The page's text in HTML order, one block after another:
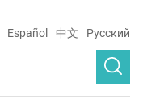
Español 中文 Русский